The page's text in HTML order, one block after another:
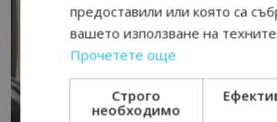
предоставили или която са
вашето използване на техните
Прочетете още
Строго
необходимо